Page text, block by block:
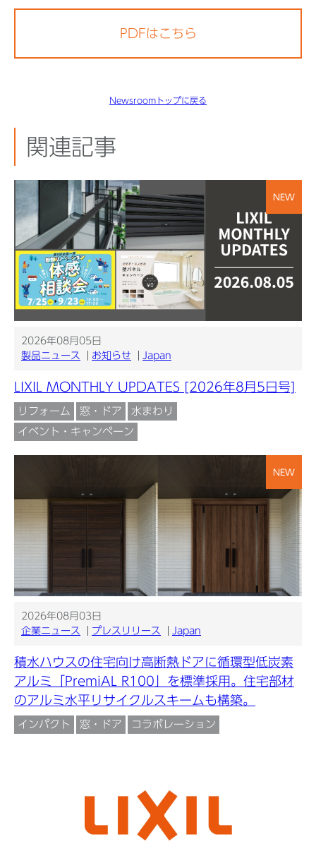
PDFはこちら
Newsroomトップに戻る
関連記事
NEW
2026年08月05日
製品ニュース
お知らせ Japan
LIXIL MONTHLY UPDATES [2026年8月5日号]
リフォーム 窓・ドア
水まわり
イベント・キャンペーン
NEW
2026年08月03日
企業ニュース
プレスリリース Japan
積水ハウスの住宅向け高断熱ドアに循環型低炭素
アルミ「PremiAL R100」を標準採用。住宅部材
のアルミ水平リサイクルスキームも構築。
インパクト 窓・ドア コラボレーション